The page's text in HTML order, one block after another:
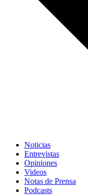
Noticias
Entrevistas
Opiniones
Videos
Notas de Prensa
Podcasts